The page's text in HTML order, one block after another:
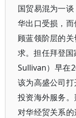
国贸易混为一
华出口受损，
顾蓝领阶层的
求。担任拜登国
Sullivan）早在
该为高盛公司
投资海外服务
对华经贸关系